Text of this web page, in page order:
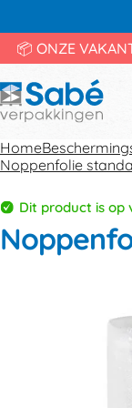
📦 ONZE
Home
Noppenfolie
Dit product is op